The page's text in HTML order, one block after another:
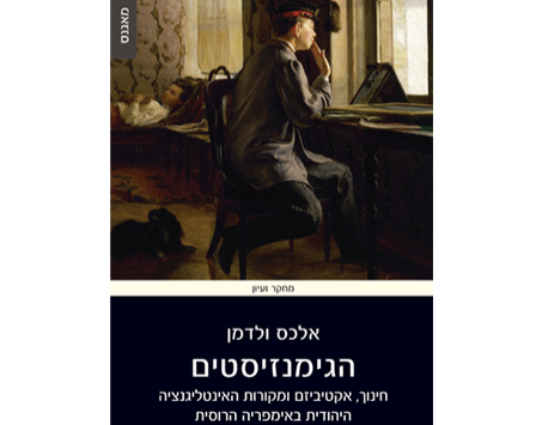
אלכס ולדמן
הנחת אתר ספר מודפס
$35
$32